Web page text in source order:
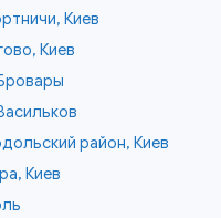
Киев
Киев
район, Киев
Киев